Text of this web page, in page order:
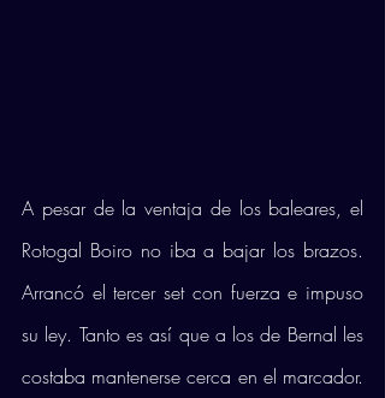
A pesar de la ventaja de los baleares, el
Rotogal Boiro no iba a bajar los brazos.
Arrancó el tercer set con fuerza e impuso
su ley. Tanto es así que a los de Bernal les
costaba mantenerse cerca en el marcador.